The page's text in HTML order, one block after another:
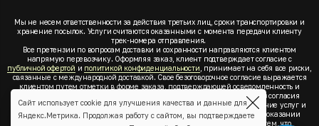
Мы не несем ответственности за действия третьих лиц, сроки транспортировки и
хранение посылок. Услуги считаются оказанными с момента передачи клиенту
трек-номера отправления.
Все претензии по вопросам доставки и сохранности направляются клиентом
напрямую перевозчику. Оформляя заказ, клиент подтверждает согласие с
публичной офертой и политикой конфиденциальности , принимает на себя все риски,
связанные с международной доставкой. Свое безоговорочное согласие выражается
клиентом путем отметки в форме заказа, подтверждающей осведомленность и
согласие клиента со всеми предлагаемыми сервисом условиями. Без согласия
клиента спубличной офертой иполитикой конфиденциальностиоказание услуг и
оформление заказа невозможно. Заключая акцепт условий оферты об оказании
услуг, клиент понимает, заверяет, подтверждает и соглашается с тем, что
Сайт использует cookie для улучшения качества и данные для
Яндекс.Метрика. Продолжая работу с сайтом, вы подтверждаете